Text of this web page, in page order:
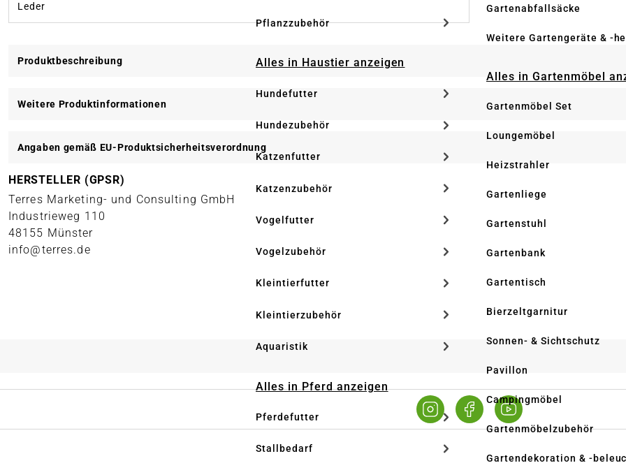
Pflanzzubehör
Alles in Haustier anzeigen
Hundefutter
Hundezubehör
Katzenfutter
Katzenzubehör
Vogelfutter
Vogelzubehör
Kleintierfutter
Kleintierzubehör
Aquaristik
Alles in Pferd anzeigen
Pferdefutter
Stallbedarf
Gartenabfallsäcke
Weitere Gartengeräte & -
Alles in Gartenmöbel
Gartenmöbel Set
Loungemöbel
Heizstrahler
Gartenliege
Gartenstuhl
Gartenbank
Gartentisch
Bierzeltgarnitur
Sonnen- & Sichtschutz
Pavillon
Campingmöbel
Gartenmöbelzubehör
Gartendekoration & -
Leder
Produktbeschreibung
Weitere Produktinformationen
Angaben gemäß EU-Produktsicherheitsverordnung
HERSTELLER (GPSR)
Terres Marketing- und Consulting GmbH
Industrieweg 110
48155 Münster
info@terres.de